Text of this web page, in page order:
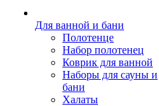
Для ванной и бани
Полотенце
Набор полотенец
Коврик для ванной
Наборы для сауны и
бани
Халаты